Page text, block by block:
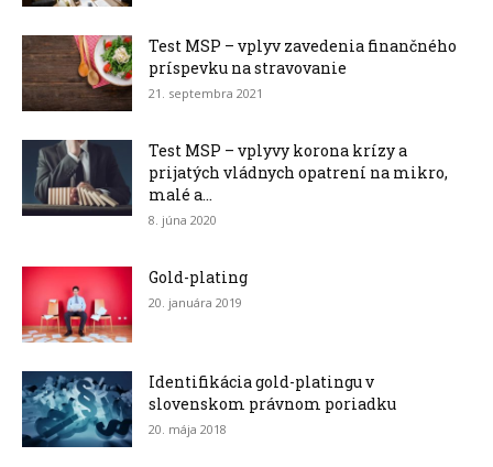
Test MSP – vplyv zavedenia finančného
príspevku na stravovanie
21. septembra 2021
Test MSP – vplyvy korona krízy a
prijatých vládnych opatrení na mikro,
malé a...
8. júna 2020
Gold-plating
20. januára 2019
Identifikácia gold-platingu v
slovenskom právnom poriadku
20. mája 2018